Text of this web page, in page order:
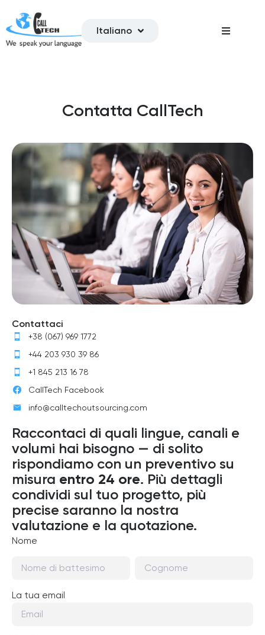
Italiano
Contatta CallTech
Raccontaci di quali lingue, canali e
volumi hai bisogno — di solito
rispondiamo con un preventivo su
misura entro 24 ore. Più dettagli
condividi sul tuo progetto, più
precise saranno la nostra
valutazione e la quotazione.
Nome
La tua email
Contattaci
+38 (067) 969 1772
+44 203 930 39 86
+1 845 213 16 78
CallTech Facebook
info@calltechoutsourcing.com